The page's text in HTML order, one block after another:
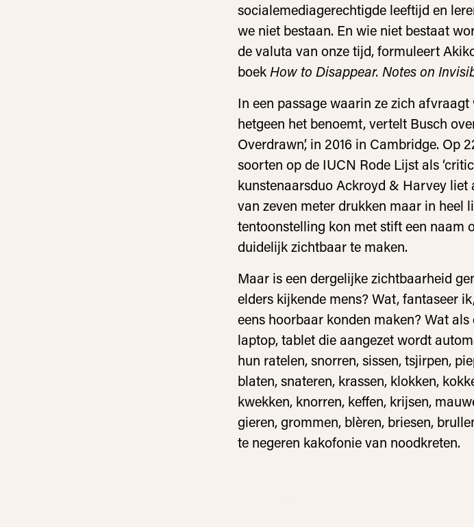
socialemediagerechtigde leeftijd en
we niet bestaan. En wie niet bestaat
de valuta van onze tijd, formuleert
boek How to Disappear. Notes on
In een passage waarin ze zich
hetgeen het benoemt, vertelt Busch
Overdrawn’, in 2016 in Cambridge. Op
soorten op de IUCN Rode Lijst als
kunstenaarsduo Ackroyd & Harvey liet
van zeven meter drukken maar in heel
tentoonstelling kon met stift een naam
duidelijk zichtbaar te maken.
Maar is een dergelijke zichtbaarheid
elders kijkende mens? Wat, fantaseer
eens hoorbaar konden maken? Wat
laptop, tablet die aangezet wordt
hun ratelen, snorren, sissen, tsjirpen,
blaten, snateren, krassen, klokken,
kwekken, knorren, keffen, krijsen,
gieren, grommen, blèren, briesen,
te negeren kakofonie van noodkreten.